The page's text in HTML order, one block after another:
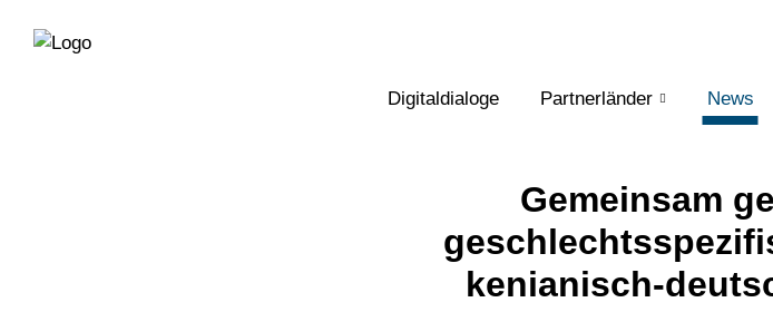
zum
Digitaldialoge
Partnerländer News
Gemeinsam
kenianisch-